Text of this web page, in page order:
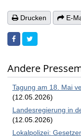
Drucken E-
Andere
Tagung am 18. Mai
(12.05.2026)
Landesregierung in
(12.05.2026)
Lokalpolizei: